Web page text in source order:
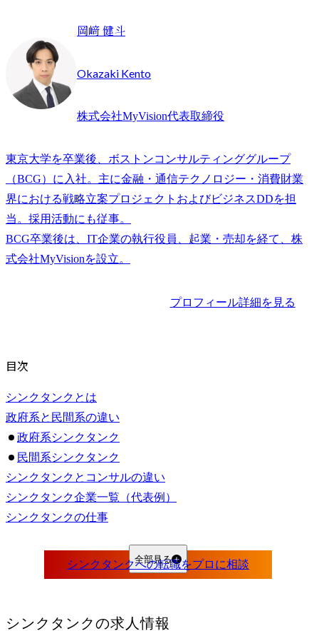
岡﨑 健斗
Okazaki Kento
株式会社MyVision代表取締役
東京大学を卒業後、ボストンコンサルティンググループ
（BCG）に入社。主に金融・通信テクノロジー・消費財業
界における戦略立案プロジェクトおよびビジネスDDを担
当。採用活動にも従事。
BCG卒業後は、IT企業の執行役員、起業・売却を経て、株
プロフィール詳細を見る
目次
シンクタンクとは
政府系と民間系の違い
政府系シンクタンク
民間系シンクタンク
シンクタンクとコンサルの違い
シンクタンク企業一覧（代表例）
シンクタンクの仕事
シンクタンクの働き方
プロジェクトのフェーズ
プロジェクトマネージャーの方針/自身のロール
全部見る
シンクタンクの求人情報